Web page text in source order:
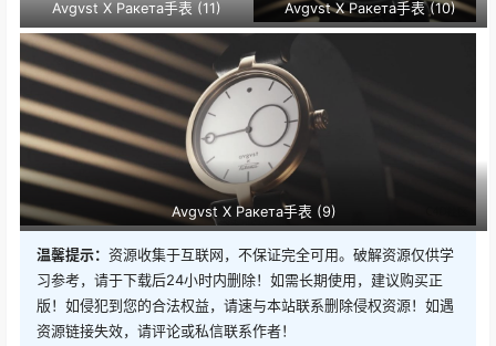
Avgvst X Ракета手表 (11) Avgvst X Ракета手表 (10)
Avgvst X Ракета手表 (9)
温馨提示： 资源收集于互联网，不保证完全可用。破解资源仅供学
习参考，请于下载后24小时内删除！如需长期使用，建议购买正
版！如侵犯到您的合法权益，请速与本站联系删除侵权资源！如遇
资源链接失效，请评论或私信联系作者！